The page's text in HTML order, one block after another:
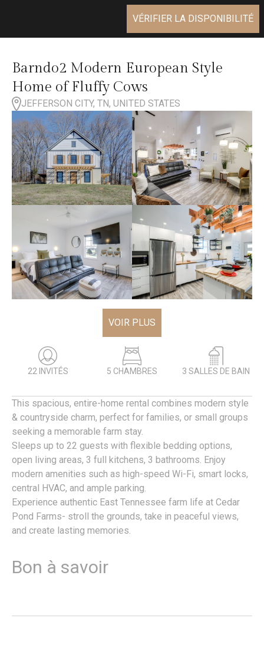
VÉRIFIER LA DISPONIBILITÉ
Barndo2 Modern European Style
Home of Fluffy Cows
JEFFERSON CITY, TN, UNITED STATES
VOIR PLUS
22 INVITÉS 5 CHAMBRES 3 SALLES DE BAIN
This spacious, entire-home rental combines modern style
& countryside charm, perfect for families, or small groups
seeking a memorable farm stay.
Sleeps up to 22 guests with flexible bedding options,
open living areas, 3 full kitchens, 3 bathrooms. Enjoy
modern amenities such as high-speed Wi-Fi, smart locks,
central HVAC, and ample parking.
Experience authentic East Tennessee farm life at Cedar
Pond Farms- stroll the grounds, take in peaceful views,
and create lasting memories.
Bon à savoir